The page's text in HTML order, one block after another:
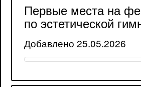
Первые места на
по эстетической
Добавлено 25.05.2026